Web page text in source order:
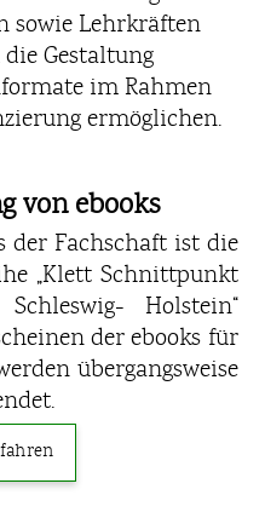
sowie Lehrkräften
Gestaltung
im Rahmen
ermöglichen.
von ebooks
der Fachschaft ist die
„Klett Schnittpunkt
Holstein“
der ebooks für
übergangsweise